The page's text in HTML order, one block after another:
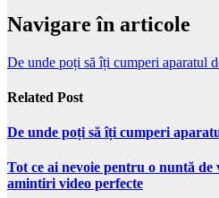
Navigare în articole
De unde poți să îți cumperi aparatul
Related Post
De unde poți să îți cumperi
Tot ce ai nevoie pentru o nuntă de
amintiri video perfecte